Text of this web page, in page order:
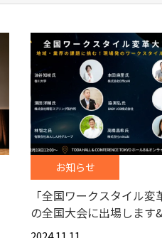
お知らせ
「全国ワークスタイル変
の全国大会に出場しま